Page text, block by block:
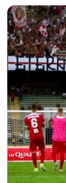
3212